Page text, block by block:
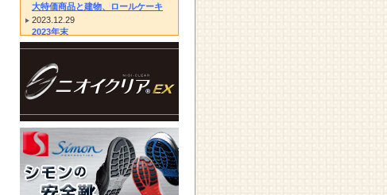
大特価商品と建物、ロールケーキ
2023.12.29
2023年末
2023.12.14